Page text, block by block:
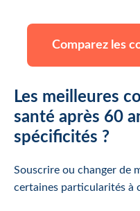
Comparez les
Les meilleures
santé après 60
spécificités ?
Souscrire ou changer de
certaines particularités à